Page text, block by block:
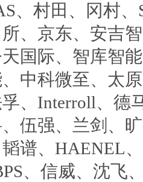
、村田、冈村、
、京东、安吉
国际、智库智
中科微至、太
、Interroll、德
伍强、兰剑、
谱、HAENEL
、信威、沈飞